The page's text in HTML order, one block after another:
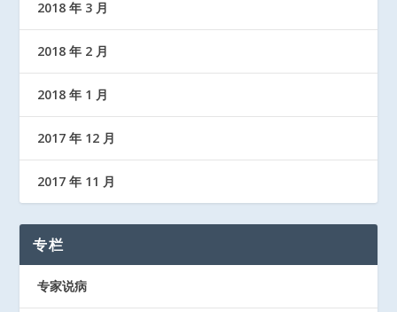
2018 年 3 月
2018 年 2 月
2018 年 1 月
2017 年 12 月
2017 年 11 月
专栏
专家说病